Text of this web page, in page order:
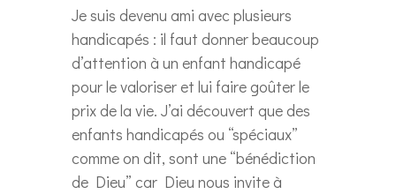
Je suis devenu ami avec plusieurs
handicapés : il faut donner beaucoup
d’attention à un enfant handicapé
pour le valoriser et lui faire goûter le
prix de la vie. J’ai découvert que des
enfants handicapés ou “spéciaux”
comme on dit, sont une “bénédiction
de Dieu” car Dieu nous invite à